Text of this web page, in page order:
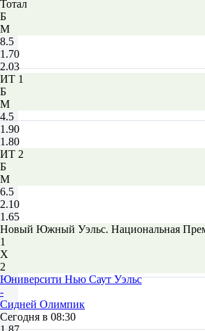
Тотал
Б
М
8.5
1.70
2.03
ИТ 1
Б
М
4.5
1.90
1.80
ИТ 2
Б
М
6.5
2.10
1.65
Новый Южный Уэльс. Национальная
1
Х
2
Юниверсити Нью Саут Уэльс
-
Сидней Олимпик
Сегодня в 08:30